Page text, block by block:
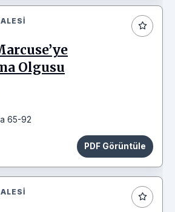
Olgusu
65-92
PDF Görüntüle